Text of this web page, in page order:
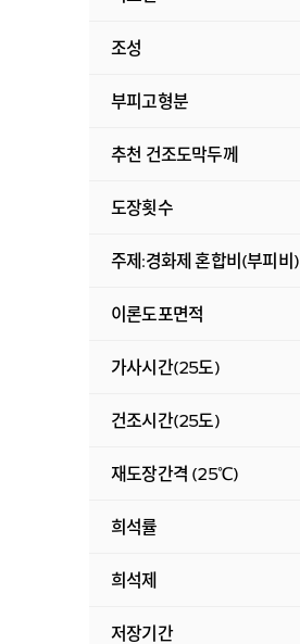
조성
부피고형분
추천 건조도막두께
도장횟수
주제:경화제 혼합비(부피비)
이론도포면적
가사시간(25도)
건조시간(25도)
재도장간격 (25℃)
희석률
희석제
저장기간